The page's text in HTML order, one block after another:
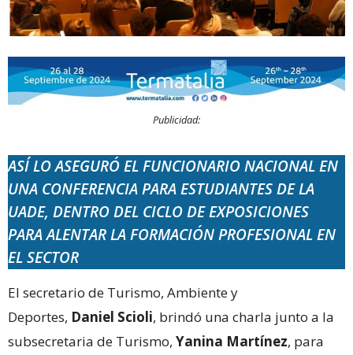
Publicidad:
ASÍ LO ASEGURÓ EL FUNCIONARIO NACIONAL EN
UNA CONFERENCIA PARA ESTUDIANTES DE LA
UADE, DENTRO DEL CICLO DE EXPOSICIONES
PARA ALENTAR LA FORMACIÓN PROFESIONAL EN
EL SECTOR
El secretario de Turismo, Ambiente y
Deportes, Daniel Scioli, brindó una charla junto a la
subsecretaria de Turismo, Yanina Martínez, para